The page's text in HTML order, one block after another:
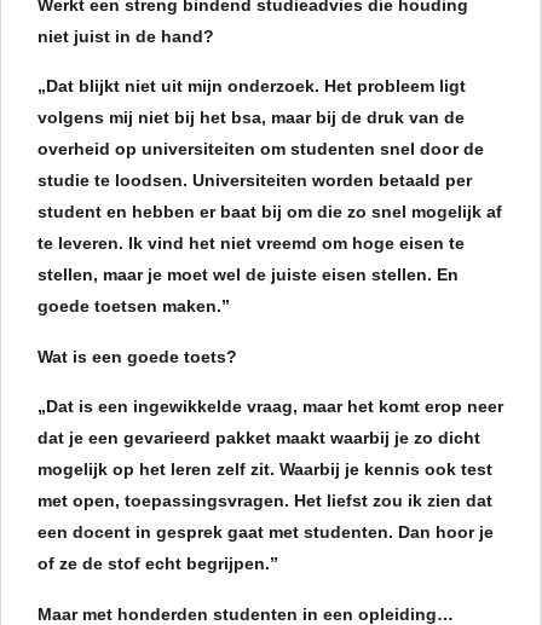
Werkt een streng bindend studieadvies die houding
niet juist in de hand?
„Dat blijkt niet uit mijn onderzoek. Het probleem ligt
volgens mij niet bij het bsa, maar bij de druk van de
overheid op universiteiten om studenten snel door de
studie te loodsen. Universiteiten worden betaald per
student en hebben er baat bij om die zo snel mogelijk af
te leveren. Ik vind het niet vreemd om hoge eisen te
stellen, maar je moet wel de juiste eisen stellen. En
goede toetsen maken.”
Wat is een goede toets?
„Dat is een ingewikkelde vraag, maar het komt erop neer
dat je een gevarieerd pakket maakt waarbij je zo dicht
mogelijk op het leren zelf zit. Waarbij je kennis ook test
met open, toepassingsvragen. Het liefst zou ik zien dat
een docent in gesprek gaat met studenten. Dan hoor je
of ze de stof echt begrijpen.”
Maar met honderden studenten in een opleiding…